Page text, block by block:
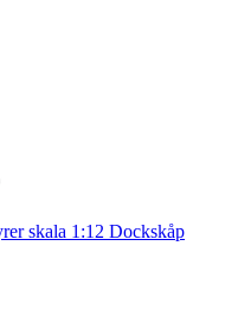
skala 1:12 Dockskåp